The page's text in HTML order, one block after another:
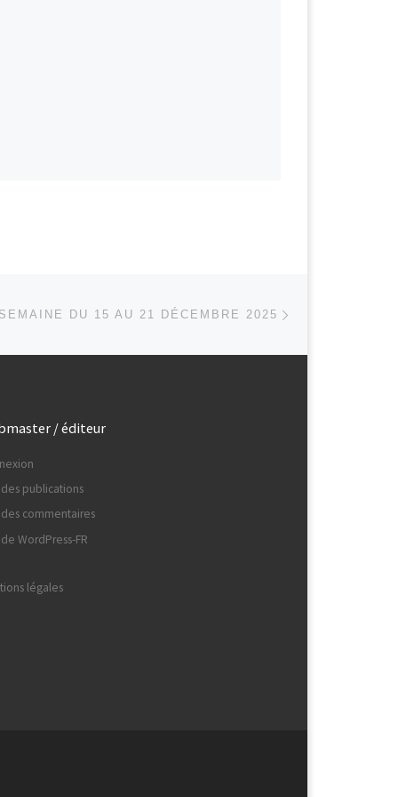
SEMAINE DU 15 AU 21 DÉCEMBRE 2025
/ éditeur
des publications
des commentaires
WordPress-FR
légales